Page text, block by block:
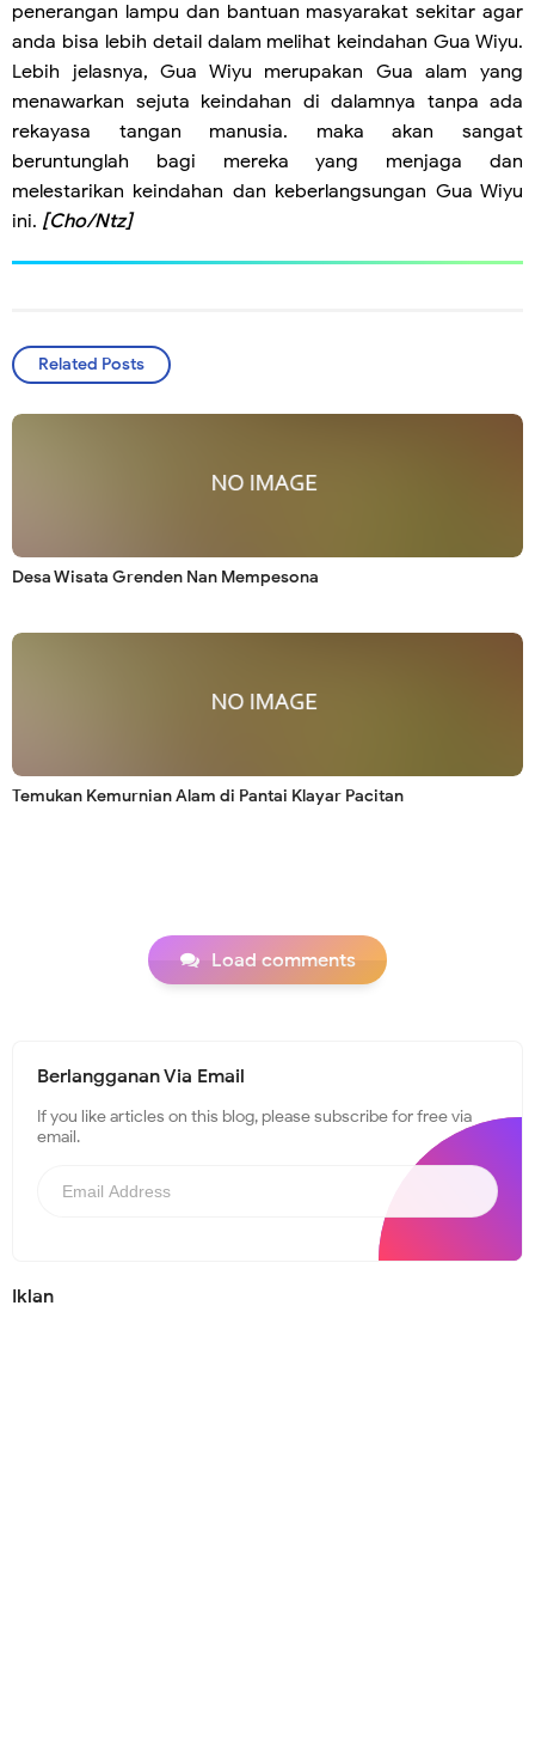
penerangan lampu dan bantuan masyarakat sekitar agar
anda bisa lebih detail dalam melihat keindahan Gua Wiyu.
Lebih jelasnya, Gua Wiyu merupakan Gua alam yang
menawarkan sejuta keindahan di dalamnya tanpa ada
rekayasa tangan manusia. maka akan sangat
beruntunglah bagi mereka yang menjaga dan
melestarikan keindahan dan keberlangsungan Gua Wiyu
ini. [Cho/Ntz]
Related Posts
Desa Wisata Grenden Nan Mempesona
Temukan Kemurnian Alam di Pantai Klayar Pacitan
Load comments
Berlangganan Via Email
If you like articles on this blog, please subscribe for free via
email.
Iklan